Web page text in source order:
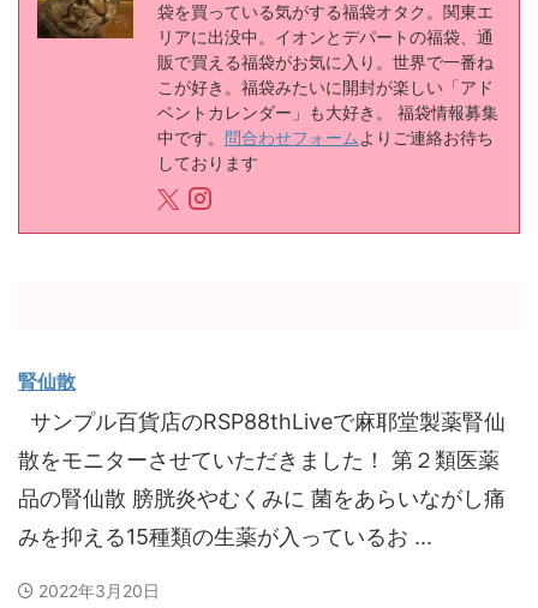
袋を買っている気がする福袋オタク。関東エ
リアに出没中。イオンとデパートの福袋、通
販で買える福袋がお気に入り。世界で一番ね
こが好き。福袋みたいに開封が楽しい「アド
ベントカレンダー」も大好き。 福袋情報募集
中です。 問合わせフォーム よりご連絡お待ち
しております
腎仙散
サンプル百貨店のRSP88thLiveで麻耶堂製薬腎仙
散をモニターさせていただきました！ 第２類医薬
品の腎仙散 膀胱炎やむくみに 菌をあらいながし痛
みを抑える15種類の生薬が入っているお ...
2022年3月20日